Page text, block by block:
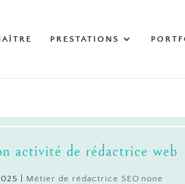
PRESTATIONS
activité de rédactrice web
Métier de rédactrice SEO